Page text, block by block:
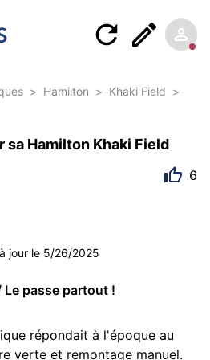
> Hamilton > Khaki Field >
sa Hamilton Khaki Field
6
jour le 5/26/2025
Le passe partout !
répondait à l'époque au
verte et remontage manuel.